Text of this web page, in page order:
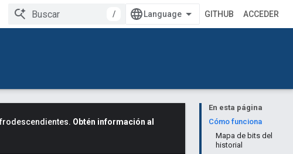
/ GITHUB ACCEDER
En esta página
Cómo funciona
Mapa de bits del
historial
Obtén información al